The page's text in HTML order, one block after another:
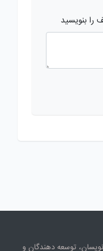
را بنویسید
توسعه دهندگان و